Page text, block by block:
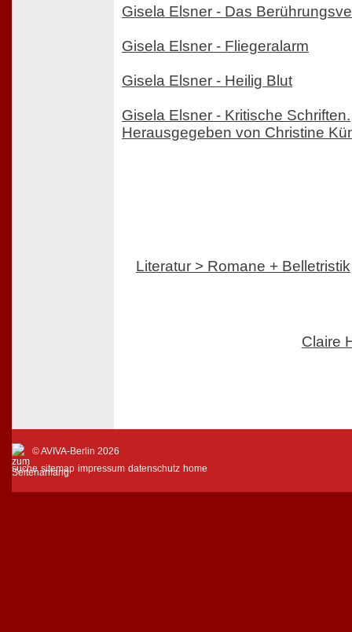
Gisela Elsner - Das
Gisela Elsner - Fliegeralarm
Gisela Elsner - Heilig Blut
Gisela Elsner - Kritische Schriften.
Herausgegeben von Christine
Literatur > Romane + Belletristik
Claire
© AVIVA-Berlin 2026
suche sitemap impressum datenschutz home